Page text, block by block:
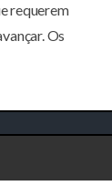
requerem
Os